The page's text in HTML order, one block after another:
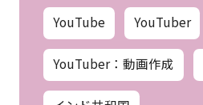
YouTube YouTuber
YouTuber：動画作成